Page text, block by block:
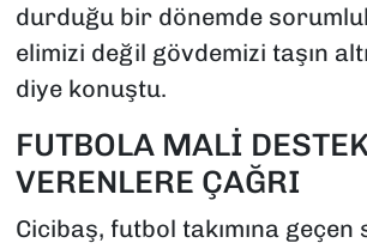
durduğu bir dönemde
elimizi değil gövdemizi taşın
diye konuştu.
FUTBOLA MALİ
VERENLERE ÇAĞRI
Cicibaş, futbol takımına geçen